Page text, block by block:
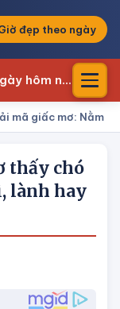
đẹp theo ngày
Số đẹp hôm nay - Con số may mắn ngày hôm nay
mã giấc mơ: Nằm
thấy chó
lành hay